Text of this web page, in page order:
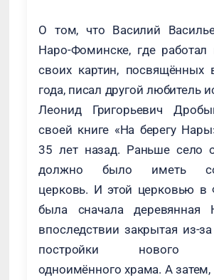
О том, что Василий
Наро-Фоминске, где работал
своих картин, посвящённых
года, писал другой любитель
Леонид Григорьевич
своей книге «На берегу
35 лет назад. Раньше село
должно было иметь
церковь. И этой церковью в
была сначала деревянная
впоследствии закрытая из-
постройки нового
одноимённого храма. А